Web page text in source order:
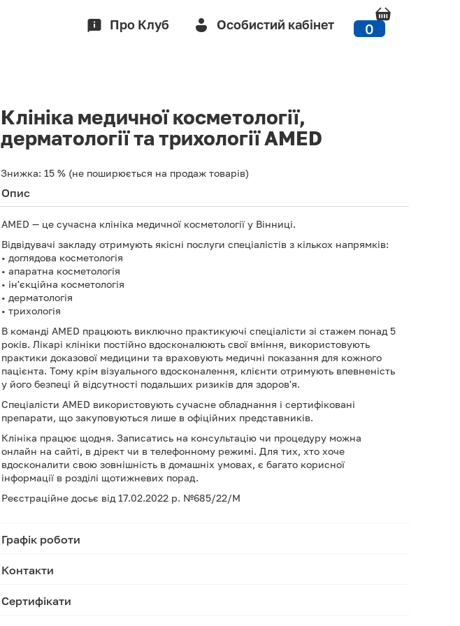
Про Клуб Особистий кабінет 0
Клініка медичної косметології,
дерматології та трихології AMED
Знижка: 15 % (не поширюється на продаж товарів)
Опис
AMED — це сучасна клініка медичної косметології у Вінниці.
Відвідувачі закладу отримують якісні послуги спеціалістів з кількох напрямків:
• доглядова косметологія
• апаратна косметологія
• ін'єкційна косметологія
• дерматологія
• трихологія
В команді AMED працюють виключно практикуючі спеціалісти зі стажем понад 5
років. Лікарі клініки постійно вдосконалюють свої вміння, використовують
практики доказової медицини та враховують медичні показання для кожного
пацієнта. Тому крім візуального вдосконалення, клієнти отримують впевненість
у його безпеці й відсутності подальших ризиків для здоров'я.
Спеціалісти AMED використовують сучасне обладнання і сертифіковані
препарати, що закуповуються лише в офіційних представників.
Клініка працює щодня. Записатись на консультацію чи процедуру можна
онлайн на сайті, в дірект чи в телефонному режимі. Для тих, хто хоче
вдосконалити свою зовнішність в домашніх умовах, є багато корисної
інформації в розділі щотижневих порад.
Реєстраційне досьє від 17.02.2022 р. №685/22/М
Графік роботи
Контакти
Сертифікати